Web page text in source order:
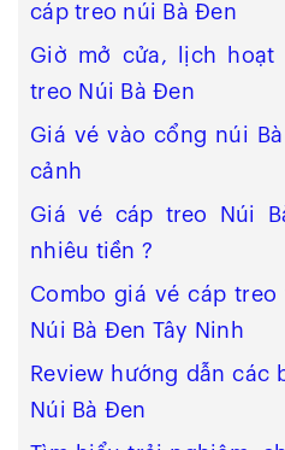
cáp treo núi Bà Đen
Giờ mở cửa, lịch hoạt
treo Núi Bà Đen
Giá vé vào cổng núi
cảnh
Giá vé cáp treo Núi
nhiêu tiền ?
Combo giá vé cáp
Núi Bà Đen Tây Ninh
Review hướng dẫn các
Núi Bà Đen